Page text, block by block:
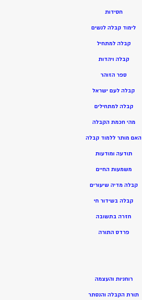
חסידות
לימוד קבלה לנשים
קבלה למתחיל
קבלה ויהדות
ספר הזוהר
קבלה לעם ישראל
קבלה למתחילים
מהי חכמת הקבלה
האם מותר ללמוד קבלה
תודעה ומודעות
משמעות החיים
קבלה מדיה שיעורים
קבלה בשידור חי
חזרה בתשובה
פרדס התורה
רוחניות והעצמה
תורת הקבלה והנסתר